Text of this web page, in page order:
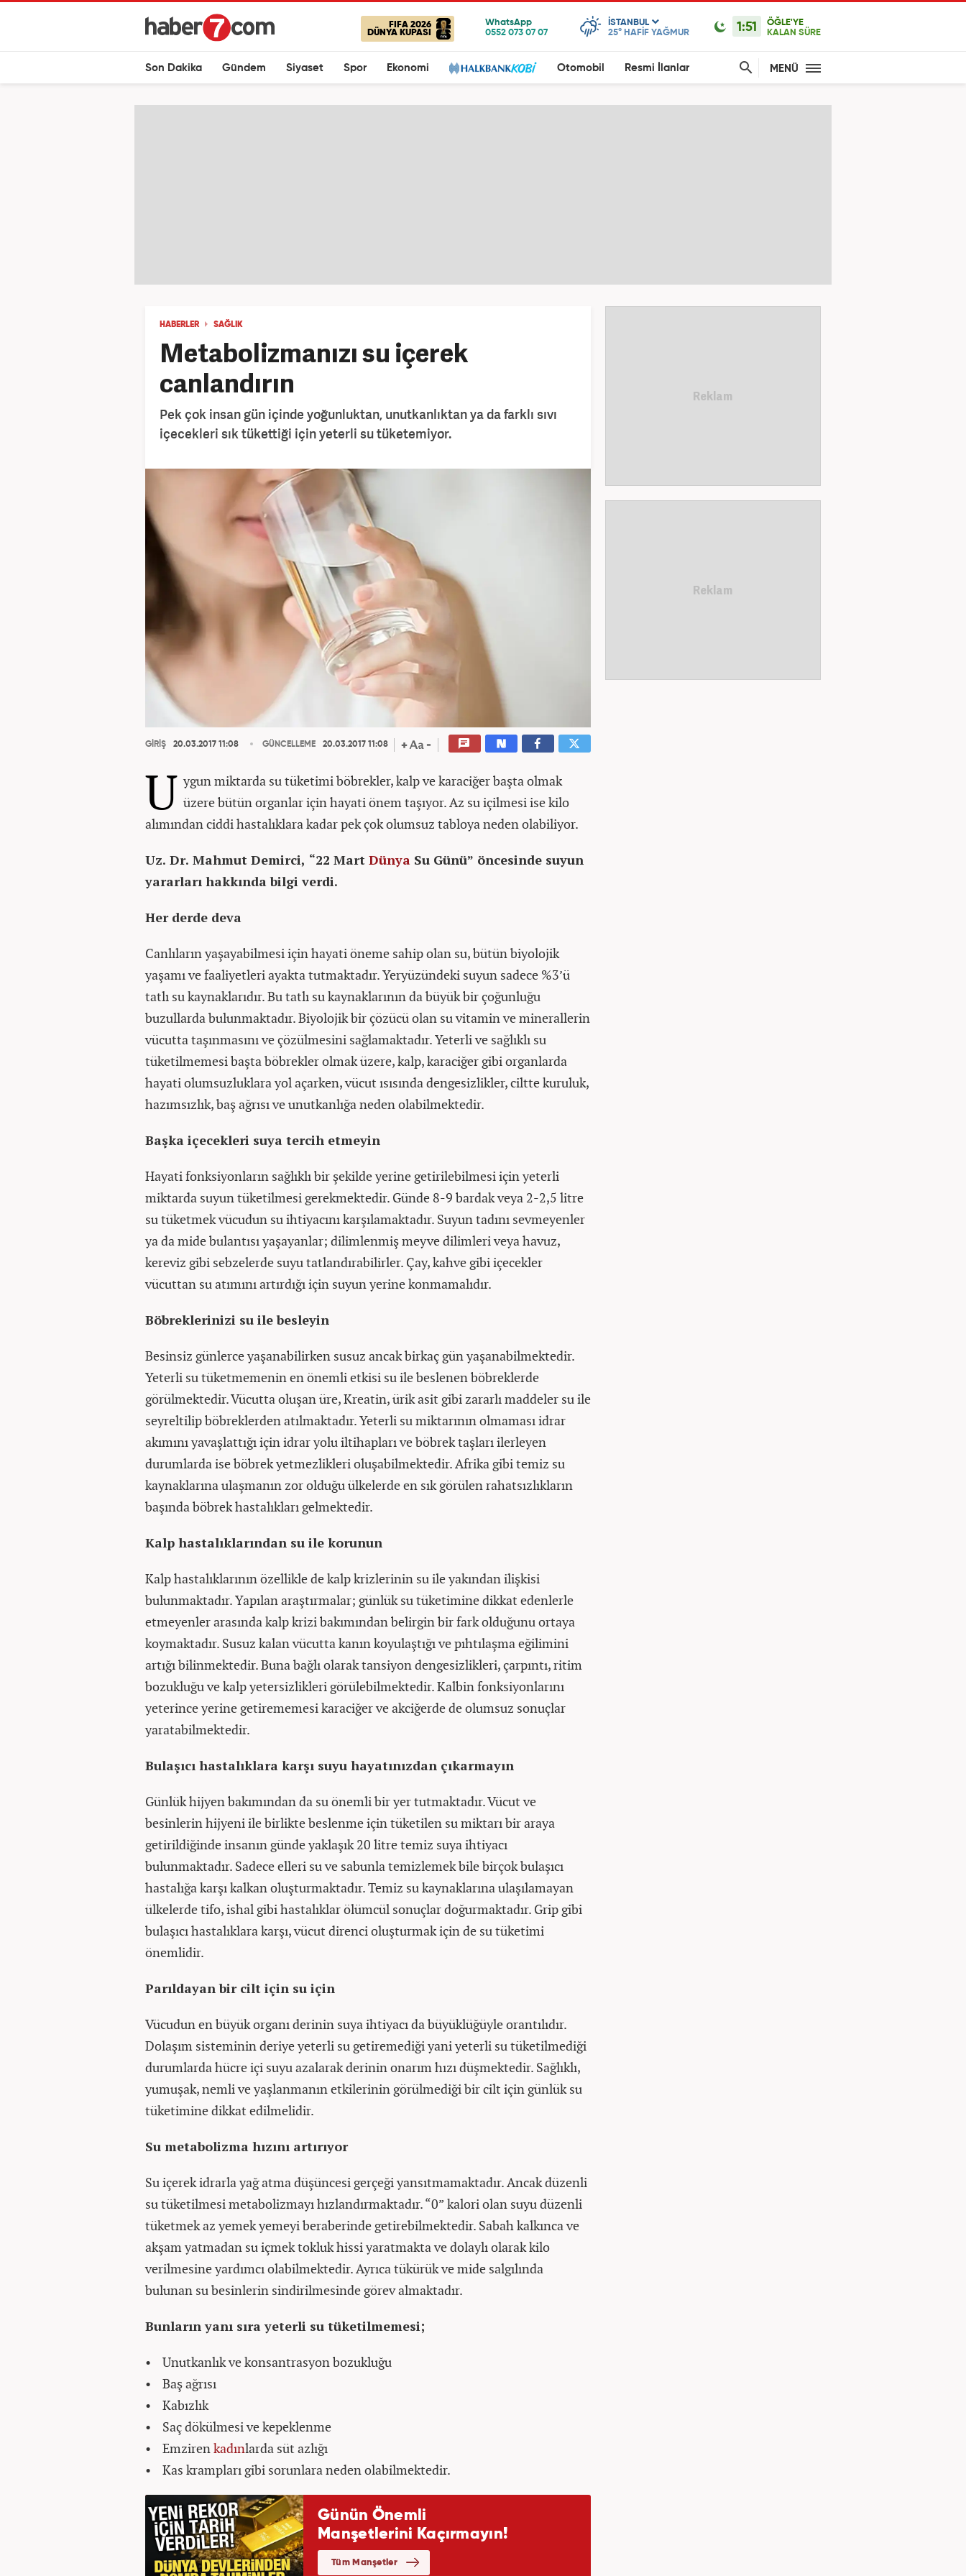
FIFA 2026
DÜNYA KUPASI
ISTANBUL
25° HAFİF YAĞMUR 1:51
ÖĞLE'YE
KALAN SÜRE
Son Dakika Gündem Siyaset Spor Ekonomi Otomobil Resmi İlanlar MENÜ
HABERLER SAĞLIK
Metabolizmanızı su içerek
canlandırın
Pek çok insan gün içinde yoğunluktan, unutkanlıktan ya da farklı sıvı
içecekleri sık tükettiği için yeterli su tüketemiyor.
GİRİŞ 20.03.2017 11:08 GÜNCELLEME 20.03.2017 11:08
U ygun miktarda su tüketimi böbrekler, kalp ve karaciğer başta olmak
üzere bütün organlar için hayati önem taşıyor. Az su içilmesi ise kilo
alımından ciddi hastalıklara kadar pek çok olumsuz tabloya neden olabiliyor.
Uz. Dr. Mahmut Demirci, “22 Mart Dünya Su Günü” öncesinde suyun
yararları hakkında bilgi verdi.
Her derde deva
Canlıların yaşayabilmesi için hayati öneme sahip olan su, bütün biyolojik
yaşamı ve faaliyetleri ayakta tutmaktadır. Yeryüzündeki suyun sadece %3’ü
tatlı su kaynaklarıdır. Bu tatlı su kaynaklarının da büyük bir çoğunluğu
buzullarda bulunmaktadır. Biyolojik bir çözücü olan su vitamin ve minerallerin
vücutta taşınmasını ve çözülmesini sağlamaktadır. Yeterli ve sağlıklı su
tüketilmemesi başta böbrekler olmak üzere, kalp, karaciğer gibi organlarda
hayati olumsuzluklara yol açarken, vücut ısısında dengesizlikler, ciltte kuruluk,
hazımsızlık, baş ağrısı ve unutkanlığa neden olabilmektedir.
Başka içecekleri suya tercih etmeyin
Hayati fonksiyonların sağlıklı bir şekilde yerine getirilebilmesi için yeterli
miktarda suyun tüketilmesi gerekmektedir. Günde 8-9 bardak veya 2-2,5 litre
su tüketmek vücudun su ihtiyacını karşılamaktadır. Suyun tadını sevmeyenler
ya da mide bulantısı yaşayanlar; dilimlenmiş meyve dilimleri veya havuz,
kereviz gibi sebzelerde suyu tatlandırabilirler. Çay, kahve gibi içecekler
vücuttan su atımını artırdığı için suyun yerine konmamalıdır.
Böbreklerinizi su ile besleyin
Besinsiz günlerce yaşanabilirken susuz ancak birkaç gün yaşanabilmektedir.
Yeterli su tüketmemenin en önemli etkisi su ile beslenen böbreklerde
görülmektedir. Vücutta oluşan üre, Kreatin, ürik asit gibi zararlı maddeler su ile
seyreltilip böbreklerden atılmaktadır. Yeterli su miktarının olmaması idrar
akımını yavaşlattığı için idrar yolu iltihapları ve böbrek taşları ilerleyen
durumlarda ise böbrek yetmezlikleri oluşabilmektedir. Afrika gibi temiz su
kaynaklarına ulaşmanın zor olduğu ülkelerde en sık görülen rahatsızlıkların
başında böbrek hastalıkları gelmektedir.
Kalp hastalıklarından su ile korunun
Kalp hastalıklarının özellikle de kalp krizlerinin su ile yakından ilişkisi
bulunmaktadır. Yapılan araştırmalar; günlük su tüketimine dikkat edenlerle
etmeyenler arasında kalp krizi bakımından belirgin bir fark olduğunu ortaya
koymaktadır. Susuz kalan vücutta kanın koyulaştığı ve pıhtılaşma eğilimini
artığı bilinmektedir. Buna bağlı olarak tansiyon dengesizlikleri, çarpıntı, ritim
bozukluğu ve kalp yetersizlikleri görülebilmektedir. Kalbin fonksiyonlarını
yeterince yerine getirememesi karaciğer ve akciğerde de olumsuz sonuçlar
yaratabilmektedir.
Bulaşıcı hastalıklara karşı suyu hayatınızdan çıkarmayın
Günlük hijyen bakımından da su önemli bir yer tutmaktadır. Vücut ve
besinlerin hijyeni ile birlikte beslenme için tüketilen su miktarı bir araya
getirildiğinde insanın günde yaklaşık 20 litre temiz suya ihtiyacı
bulunmaktadır. Sadece elleri su ve sabunla temizlemek bile birçok bulaşıcı
hastalığa karşı kalkan oluşturmaktadır. Temiz su kaynaklarına ulaşılamayan
ülkelerde tifo, ishal gibi hastalıklar ölümcül sonuçlar doğurmaktadır. Grip gibi
bulaşıcı hastalıklara karşı, vücut direnci oluşturmak için de su tüketimi
önemlidir.
Parıldayan bir cilt için su için
Vücudun en büyük organı derinin suya ihtiyacı da büyüklüğüyle orantılıdır.
Dolaşım sisteminin deriye yeterli su getiremediği yani yeterli su tüketilmediği
durumlarda hücre içi suyu azalarak derinin onarım hızı düşmektedir. Sağlıklı,
yumuşak, nemli ve yaşlanmanın etkilerinin görülmediği bir cilt için günlük su
tüketimine dikkat edilmelidir.
Su metabolizma hızını artırıyor
Su içerek idrarla yağ atma düşüncesi gerçeği yansıtmamaktadır. Ancak düzenli
su tüketilmesi metabolizmayı hızlandırmaktadır. “0” kalori olan suyu düzenli
tüketmek az yemek yemeyi beraberinde getirebilmektedir. Sabah kalkınca ve
akşam yatmadan su içmek tokluk hissi yaratmakta ve dolaylı olarak kilo
verilmesine yardımcı olabilmektedir. Ayrıca tükürük ve mide salgılında
bulunan su besinlerin sindirilmesinde görev almaktadır.
Bunların yanı sıra yeterli su tüketilmemesi;
• Unutkanlık ve konsantrasyon bozukluğu
• Baş ağrısı
• Kabızlık
• Saç dökülmesi ve kepeklenme
• Emzirenkadınlarda süt azlığı
• Kas krampları gibi sorunlara neden olabilmektedir.